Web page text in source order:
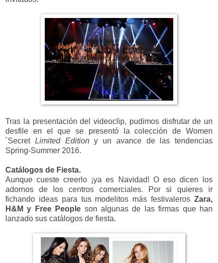
Tras la presentación del videoclip, pudimos disfrutar de un
desfile en el que se presentó la colección de Women
´Secret Limited Editiony un avance de las tendencias
Spring-Summer 2016.
Catálogos de Fiesta.
Aunque cueste creerlo ¡ya es Navidad! O eso dicen los
adornos de los centros comerciales. Por si quieres ir
fichando ideas para tus modelitos más festivaleros Zara,
H&M y Free People son algunas de las firmas que han
lanzado sus catálogos de fiesta.